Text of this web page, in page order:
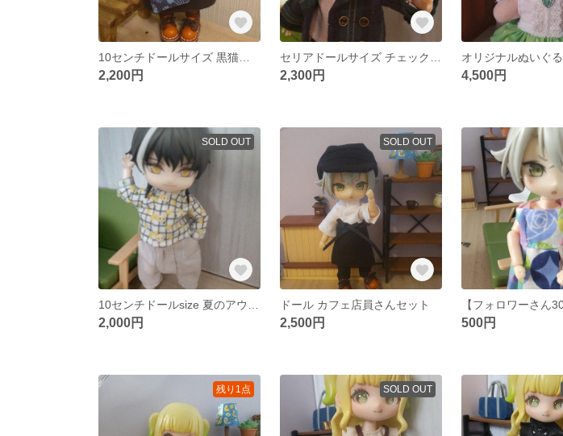
2,200円 2,300円 4,500円
SOLD OUT
2,000円
SOLD OUT
ドール カフェ店員さんセット
2,500円 500円
残り1点 SOLD OUT